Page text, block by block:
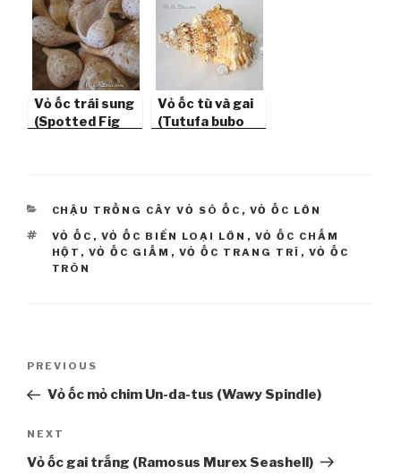
Vỏ ốc trái sung
(Spotted Fig
Vỏ ốc tù và gai
(Tutufa bubo
CATEGORIES
CHẬU TRỒNG CÂY VỎ SÒ ỐC , VỎ ỐC LỚN
TAGS
VỎ ỐC , VỎ ỐC BIỂN LOẠI LỚN , VỎ ỐC CHẤM
HỘT , VỎ ỐC GIẤM , VỎ ỐC TRANG TRÍ , VỎ ỐC
TRÒN
Post
navigation
Previous
Post
PREVIOUS
Vỏ ốc mỏ chim Un-da-tus (Wawy Spindle)
Next
Post
NEXT
Vỏ ốc gai trắng (Ramosus Murex Seashell)